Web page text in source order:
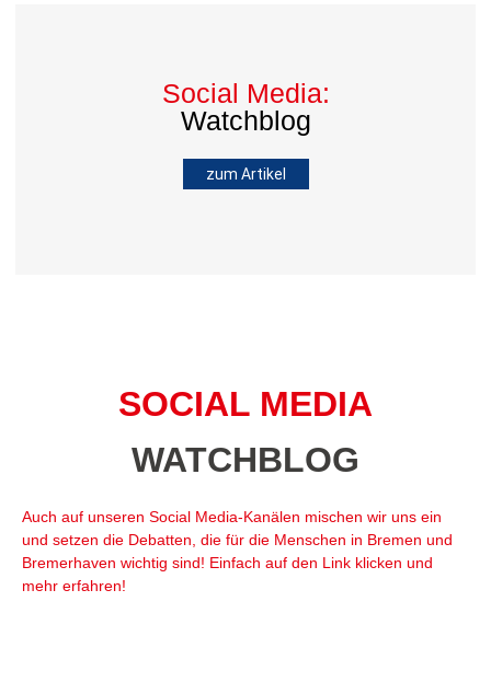
Social Media:
Watchblog
zum Artikel
SOCIAL MEDIA
WATCHBLOG
Auch auf unseren Social Media-Kanälen mischen wir uns ein
und setzen die Debatten, die für die Menschen in Bremen und
Bremerhaven wichtig sind! Einfach auf den Link klicken und
mehr erfahren!